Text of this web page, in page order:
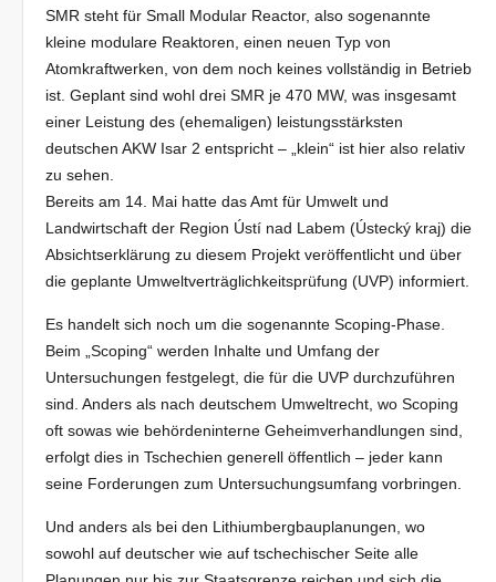
SMR steht für Small Modular Reactor, also sogenannte
kleine modulare Reaktoren, einen neuen Typ von
Atomkraftwerken, von dem noch keines vollständig in Betrieb
ist. Geplant sind wohl drei SMR je 470 MW, was insgesamt
einer Leistung des (ehemaligen) leistungsstärksten
deutschen AKW Isar 2 entspricht – „klein“ ist hier also relativ
zu sehen.
Bereits am 14. Mai hatte das Amt für Umwelt und
Landwirtschaft der Region Ústí nad Labem (Ústecký kraj) die
Absichtserklärung zu diesem Projekt veröffentlicht und über
die geplante Umweltverträglichkeitsprüfung (UVP) informiert.
Es handelt sich noch um die sogenannte Scoping-Phase.
Beim „Scoping“ werden Inhalte und Umfang der
Untersuchungen festgelegt, die für die UVP durchzuführen
sind. Anders als nach deutschem Umweltrecht, wo Scoping
oft sowas wie behördeninterne Geheimverhandlungen sind,
erfolgt dies in Tschechien generell öffentlich – jeder kann
seine Forderungen zum Untersuchungsumfang vorbringen.
Und anders als bei den Lithiumbergbauplanungen, wo
sowohl auf deutscher wie auf tschechischer Seite alle